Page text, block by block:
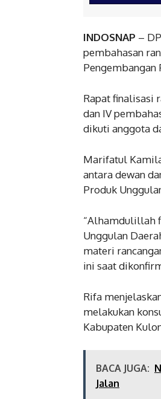
INDOSNAP –
pembahasan
Pengembangan
Rapat finalisasi
dan IV
dikuti anggota
Marifatul
antara dewan
Produk
“Alhamdulillah
Unggulan
materi
ini saat
Rifa
melakukan
Kabupaten
BACA JUGA:
Jalan